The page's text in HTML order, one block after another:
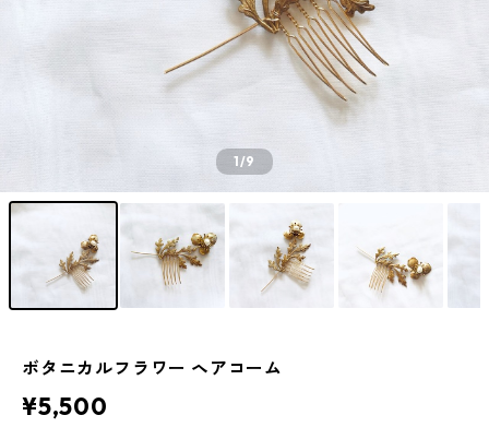
1/9
ボタニカルフラワー ヘアコーム
¥5,500